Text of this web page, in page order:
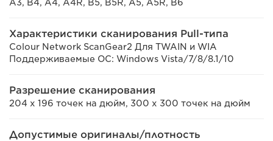
A3, B4, A4, A4R, B5, B5R, A5, A5R, B6
Характеристики сканирования Pull-типа
Colour Network ScanGear2 Для TWAIN и WIA
Поддерживаемые ОС: Windows Vista/7/8/8.1/10
Разрешение сканирования
204 x 196 точек на дюйм, 300 x 300 точек на дюйм
Допустимые оригиналы/плотность